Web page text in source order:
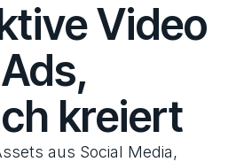
Video
Ads,
kreiert
aus Social Media,